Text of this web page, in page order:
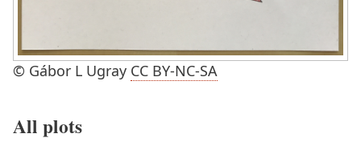
© Gábor L Ugray CC BY-NC-SA
All plots